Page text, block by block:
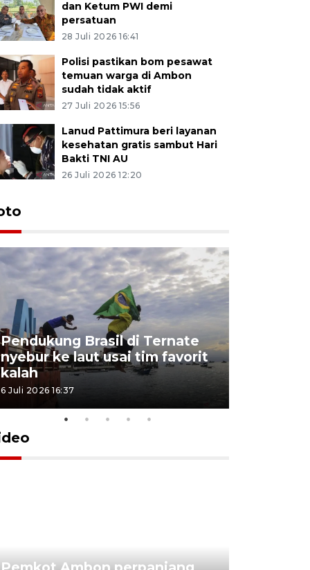
dan Ketum PWI demi
persatuan
28 Juli 2026 16:41
Polisi pastikan bom pesawat
temuan warga di Ambon
sudah tidak aktif
27 Juli 2026 15:56
Lanud Pattimura beri layanan
kesehatan gratis sambut Hari
Bakti TNI AU
26 Juli 2026 12:20
Pendukung Brasil di Ternate
nyebur ke laut usai tim favorit
kalah
6 Juli 2026 16:37